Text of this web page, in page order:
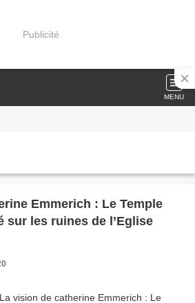
Publicité
MENU
Temple
sur les ruines de l’Eglise